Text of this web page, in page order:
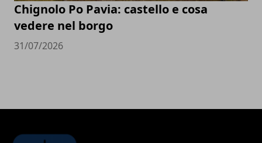
Chignolo Po Pavia: castello e cosa
vedere nel borgo
31/07/2026